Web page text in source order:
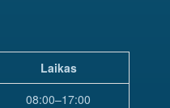
Laikas
08:00–17:00